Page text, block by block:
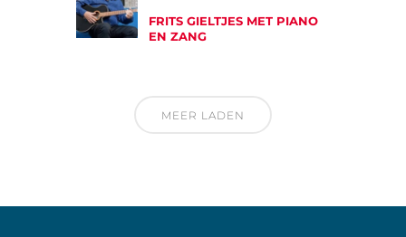
FRITS GIELTJES MET PIANO
EN ZANG
MEER LADEN